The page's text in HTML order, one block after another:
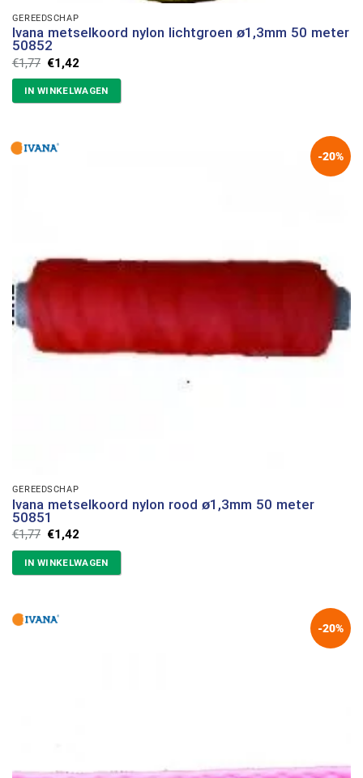
GEREEDSCHAP
Ivana metselkoord nylon lichtgroen ø1,3mm 50 meter
50852
€1,77 Oorspronkelijke
prijs
was:
€1,77.
€1,42
is:
€1,42.
IN WINKELWAGEN
-20%
GEREEDSCHAP
Ivana metselkoord nylon rood ø1,3mm 50 meter
50851
€1,77 Oorspronkelijke
prijs
was:
€1,77.
€1,42
is:
€1,42.
IN WINKELWAGEN
-20%